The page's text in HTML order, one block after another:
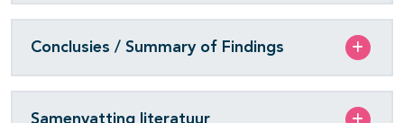
Conclusies / Summary of Findings
Samenvatting literatuur